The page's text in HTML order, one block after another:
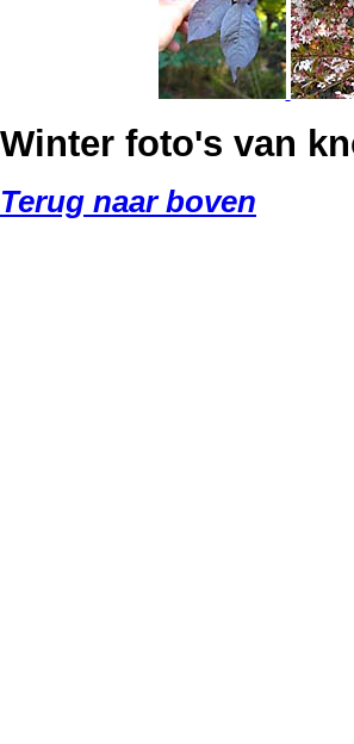
Winter foto's van
Terug naar boven